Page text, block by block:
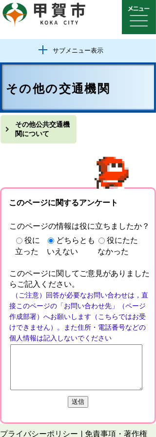
サブメニュー表示
その他の交通機関
その他公共交通機
関について
このページに関するアンケート
このページの情報は役に立ちましたか？
役に
立った
どちらとも
いえない
役にたた
なかった
このページに関してご意見がありました
らご記入ください。
（ご注意）回答が必要なお問い合わせは，直
接このページの「お問い合わせ先」（ページ
作成部署）へお願いします（こちらではお受
けできません）。また住所・電話番号などの
個人情報は記入しないでください
プライバシーポリシー 免責事項・著作権